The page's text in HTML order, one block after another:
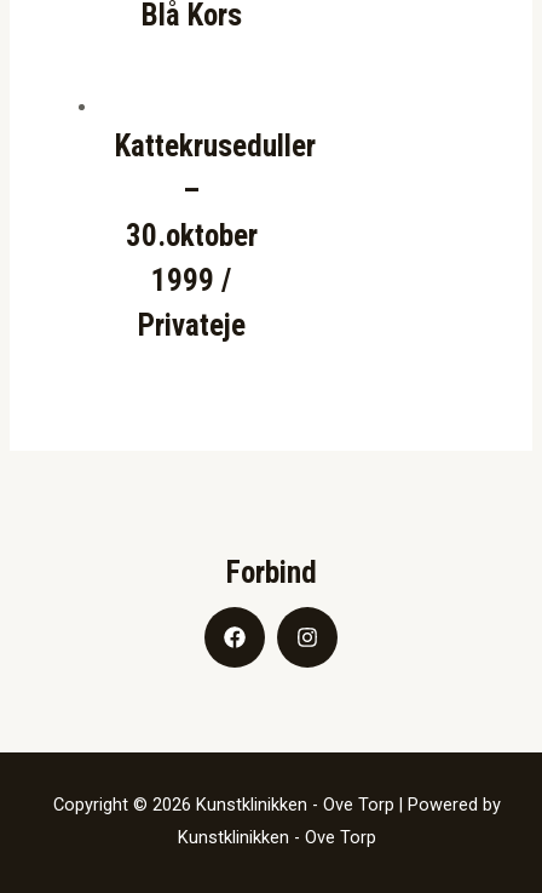
Blå Kors
Kattekruseduller
–
30.oktober
1999 /
Privateje
Forbind
Copyright © 2026 Kunstklinikken - Ove Torp | Powered by
Kunstklinikken - Ove Torp